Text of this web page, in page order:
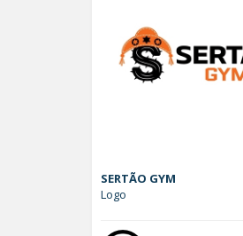
SERTÃO GYM
Logo